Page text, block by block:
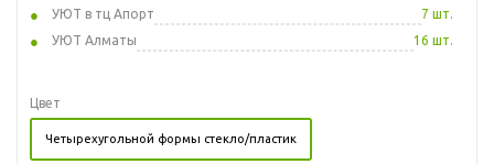
УЮТ в тц Апорт
7 шт.
УЮТ Алматы
16 шт.
Цвет
Четырехугольной формы стекло/пластик